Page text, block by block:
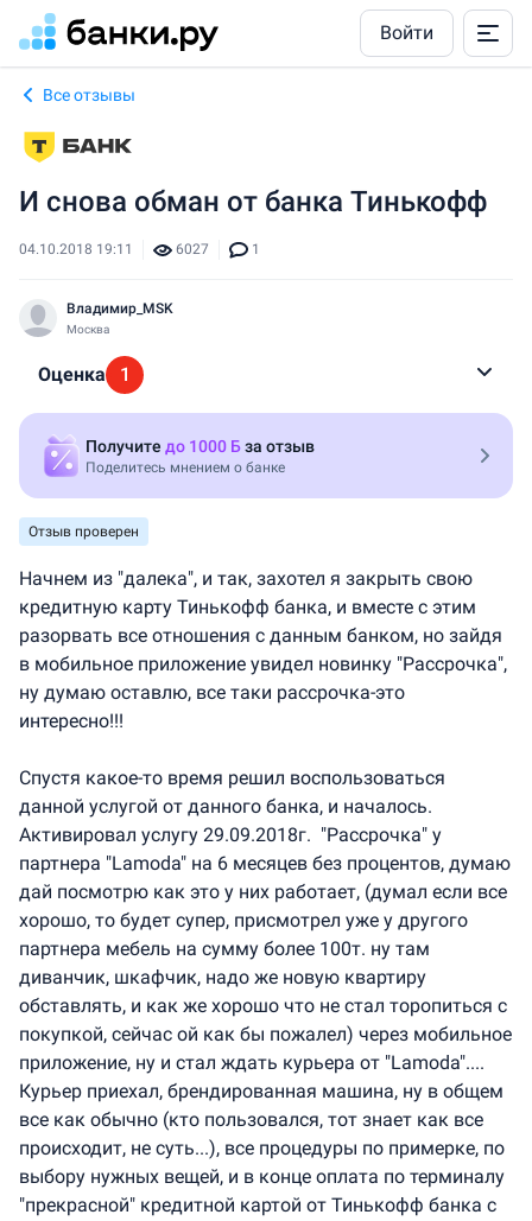
Войти
Все отзывы
И снова обман от банка Тинькофф
04.10.2018 19:11 6027 1
Владимир_MSK
Москва
Оценка 1
Автор не оставил впечатлений
Получите до 1000 Бза отзыв
Поделитесь мнением о банке
Отзыв проверен
Начнем из "далека", и так, захотел я закрыть свою
кредитную карту Тинькофф банка, и вместе с этим
разорвать все отношения с данным банком, но зайдя
в мобильное приложение увидел новинку "Рассрочка",
ну думаю оставлю, все таки рассрочка-это
интересно!!!
Спустя какое-то время решил воспользоваться
данной услугой от данного банка, и началось.
Активировал услугу 29.09.2018г. "Рассрочка" у
партнера "Lamoda" на 6 месяцев без процентов, думаю
дай посмотрю как это у них работает, (думал если все
хорошо, то будет супер, присмотрел уже у другого
партнера мебель на сумму более 100т. ну там
диванчик, шкафчик, надо же новую квартиру
обставлять, и как же хорошо что не стал торопиться с
покупкой, сейчас ой как бы пожалел) через мобильное
приложение, ну и стал ждать курьера от "Lamoda"....
Курьер приехал, брендированная машина, ну в общем
все как обычно (кто пользовался, тот знает как все
происходит, не суть...), все процедуры по примерке, по
выбору нужных вещей, и в конце оплата по терминалу
"прекрасной" кредитной картой от Тинькофф банка с